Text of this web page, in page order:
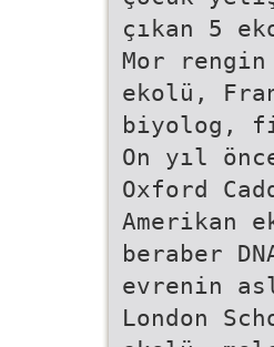
çıkan 5
Mor rengin
ekolü,
biyolog,
On yıl
Oxford
Amerikan
beraber
evrenin
London